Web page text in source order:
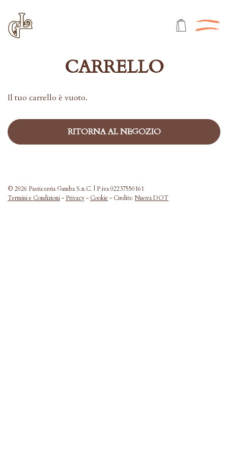
CARRELLO
Il tuo carrello è vuoto.
RITORNA AL NEGOZIO
© 2026 Pasticceria Gamba S.n.C. | P.iva 02237550161
Termini e Condizioni- Privacy- Cookie - Credits: Nuova DOT